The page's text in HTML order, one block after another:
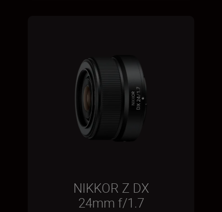
NIKKOR Z DX
24mm f/1.7